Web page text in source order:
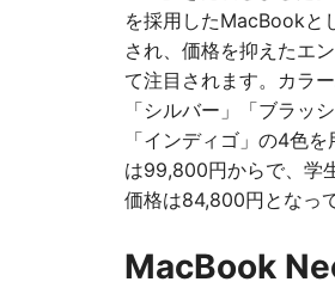
を採用したMacBookと
され、価格を抑えたエ
て注目されます。カラ
「シルバー」「ブラッ
「インディゴ」の4色
は99,800円からで、学
価格は84,800円となっ
MacBook